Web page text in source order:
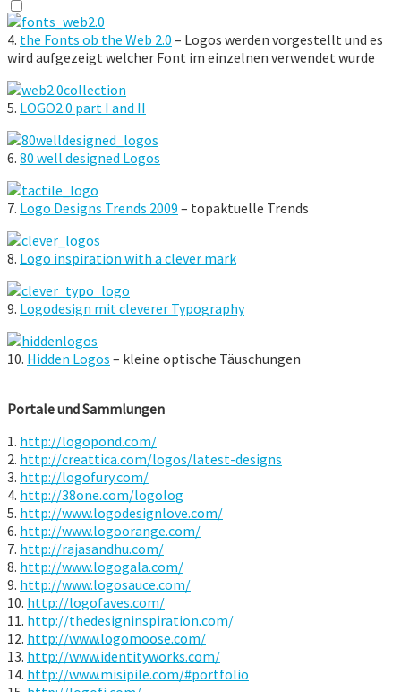
4. the Fonts ob the Web 2.0 – Logos werden vorgestellt und es
wird aufgezeigt welcher Font im einzelnen verwendet wurde
5. LOGO2.0 part I and II
6. 80 well designed Logos
7. Logo Designs Trends 2009 – topaktuelle Trends
8. Logo inspiration with a clever mark
9. Logodesign mit cleverer Typography
10. Hidden Logos – kleine optische Täuschungen
Portale und Sammlungen
1. http://logopond.com/
2. http://creattica.com/logos/latest-designs
3. http://logofury.com/
4. http://38one.com/logolog
5. http://www.logodesignlove.com/
6. http://www.logoorange.com/
7. http://rajasandhu.com/
8. http://www.logogala.com/
9. http://www.logosauce.com/
10. http://logofaves.com/
11. http://thedesigninspiration.com/
12. http://www.logomoose.com/
13. http://www.identityworks.com/
14. http://www.misipile.com/#portfolio